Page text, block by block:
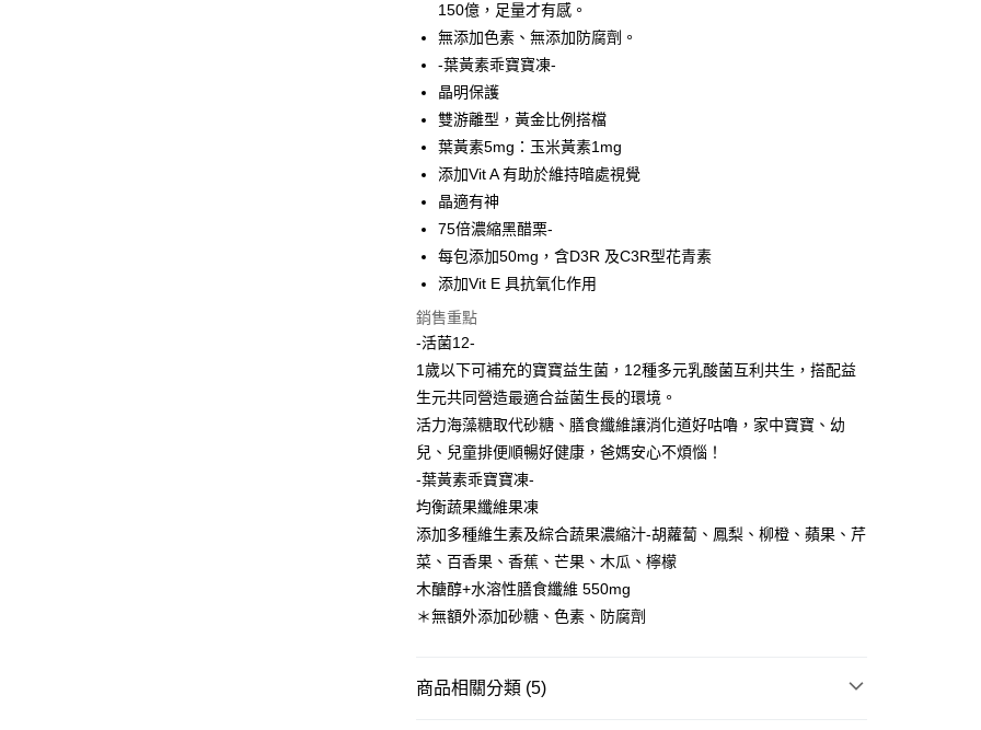
【大哥付你分期使用說明】
1.本服務由台灣大哥大提供，台灣大哥大用戶可立即使用無須另外申請。
2.付款方式選擇「大哥付你分期」，訂單成立後會自動跳轉到大哥付的交易
完成交易。
3.實際核准額度、可分期數及費用金額請依後續交易確認頁面所載為準。
4.訂單成立30分鐘內，如未前往確認交易或遇審核未通過，訂單將自動取
消。如遇「轉專審核」未通過狀況，表示未達大哥付你分期系統評分，恕
無法說明評估內容。
【繳款方式說明】
醒簡訊。
2.透過簡訊連結打開帳單後，可選擇「超商條碼／台灣大直營門市／銀行轉
帳／街口支付／iPASS MONEY」等通路繳費。
【注意事項】
1.本服務係由「台灣大哥大股份有限公司」（以下簡稱本公司）所提供，讓
用戶於交易時，得透過本服務購買商品或服務，並由商店將買賣／分期付
款買賣價金債權讓與本公司後，依約使用本公司帳單繳交帳款。
2.基於同意付款使用「大哥付你分期」之契約關係目的，商店將以您的個人
資料（包含姓名、電話或地址）提供予台灣大哥大進項蒐集、處理及利
用，由本公司與您本人進行分期帳單所需資料之確認、核對及更正。
3.完整用戶服務條款，請詳閱以下連結：https://oppay.tw/userRule
AFTEE先享後付
相關說明
【關於「AFTEE先享後付」】
AFTEE先享後付是「在收到商品之後才付款」的支付方式。 讓您購物簡單
便利好安心！
１．簡單：不需註冊會員、不需綁卡、不需儲值。
３．安心：先確認商品／服務後，再付款。
【「AFTEE先享後付」結帳流程】
１．於結帳方式選擇「AFTEE先享後付」後，將跳轉至「AFTEE先享後
付」結帳頁面，進行簡訊認證並確認金額後，即可完成結帳。
２．訂單成立數日內，您將收到繳費通知簡訊。
／ATM／網路銀行／等多元方式進行付款，方視為交易完成。
※ 請注意：結帳手續完成當下不需立刻繳費，但若您需要取消訂單，請聯
絡購買商品的店家。未經商家同意取消之訂單仍視為有效，需透過AFTEE
先享後付繳納相關費用。
※ 交易是否成功請以「AFTEE先享後付 」之結帳頁面顯示為準，若有關於
是否繳費成功／繳費後需取消欲退款等相關疑問，請聯繫「AFTEE先享後
【注意事項】
１．透過由恩沛科技股份有限公司提供之「AFTEE先享後付」服務完成之
交易，需依本服務之必要範圍內提供個人資料，並將交易相關給付款項請
求債權轉讓予恩沛科技股份有限公司。
２．關於個人資料處理事宜，請瀏覽以下網址：
３．未成年的使用者請事先徵得法定代理人或監護人之同意方可使用
「AFTEE先享後付」，若未經同意申辦者引起之損失，本公司不負相關責
結果請求用戶進行身份認證。
ATM付款
運送方式
全家取貨付款
每筆NT$65，滿NT$1,300(含以上)免運費
7-11取貨付款
每筆NT$65，滿NT$1,300(含以上)免運費
宅配
每筆NT$85，滿NT$1,300(含以上)免運費
150億，足量才有感。
無添加色素、無添加防腐劑。
-葉黃素乖寶寶凍-
晶明保護
雙游離型，黃金比例搭檔
葉黃素5mg：玉米黃素1mg
添加Vit A 有助於維持暗處視覺
晶適有神
75倍濃縮黑醋栗-
每包添加50mg，含D3R 及C3R型花青素
添加Vit E 具抗氧化作用
銷售重點
-活菌12-
1歲以下可補充的寶寶益生菌，12種多元乳酸菌互利共生，搭配益
生元共同營造最適合益菌生長的環境。
活力海藻糖取代砂糖、膳食纖維讓消化道好咕嚕，家中寶寶、幼
兒、兒童排便順暢好健康，爸媽安心不煩惱！
-葉黃素乖寶寶凍-
均衡蔬果纖維果凍
添加多種維生素及綜合蔬果濃縮汁-胡蘿蔔、鳳梨、柳橙、蘋果、芹
菜、百香果、香蕉、芒果、木瓜、檸檬
木醣醇+水溶性膳食纖維 550mg
＊無額外添加砂糖、色素、防腐劑
商品相關分類 (5)